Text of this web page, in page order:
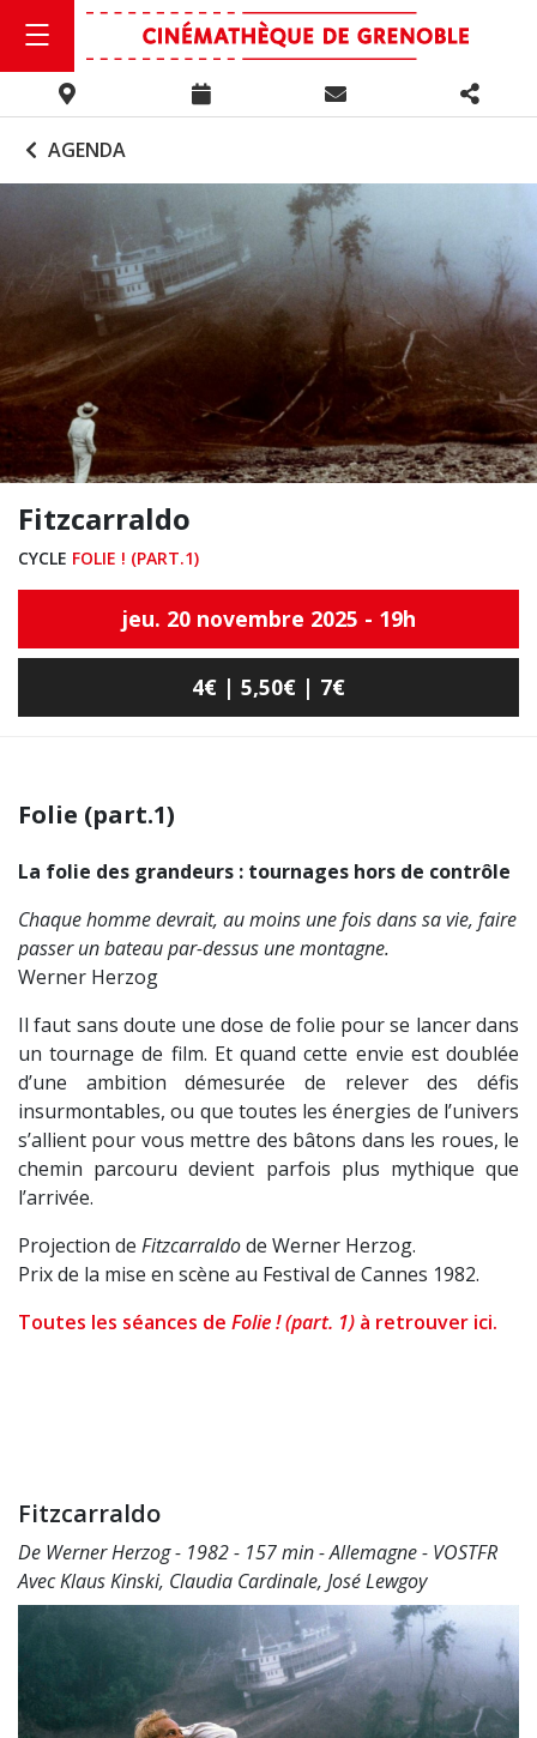
AGENDA
Fitzcarraldo
CYCLE FOLIE ! (PART.1)
jeu. 20 novembre 2025 - 19h
4€ | 5,50€ | 7€
Folie (part.1)
La folie des grandeurs : tournages hors de contrôle
Chaque homme devrait, au moins une fois dans sa vie, faire
passer un bateau par-dessus une montagne.
Werner Herzog
Il faut sans doute une dose de folie pour se lancer dans
un tournage de film. Et quand cette envie est doublée
d’une ambition démesurée de relever des défis
insurmontables, ou que toutes les énergies de l’univers
s’allient pour vous mettre des bâtons dans les roues, le
chemin parcouru devient parfois plus mythique que
l’arrivée.
Projection de Fitzcarraldode Werner Herzog.
Prix de la mise en scène au Festival de Cannes 1982.
Toutes les séances de Folie ! (part. 1) à retrouver ici.
Fitzcarraldo
De Werner Herzog - 1982 - 157 min - Allemagne - VOSTFR
Avec Klaus Kinski, Claudia Cardinale, José Lewgoy